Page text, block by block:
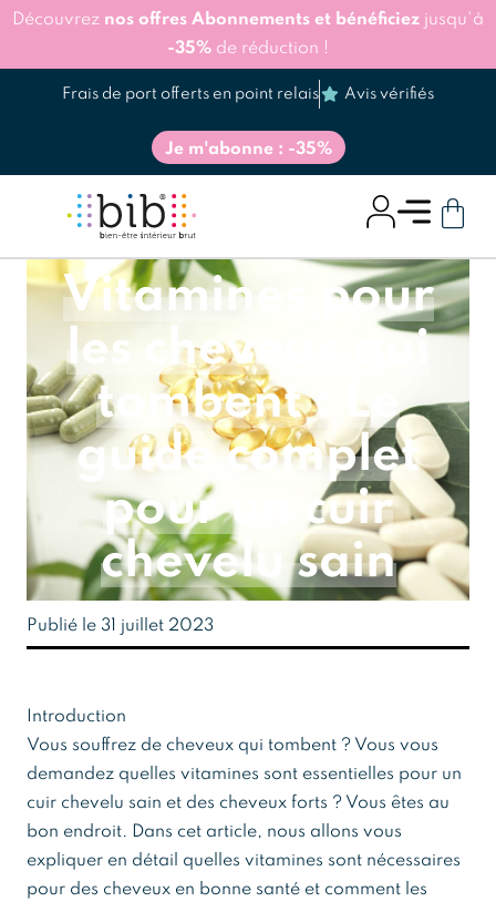
Découvrez nos offres Abonnements et bénéficiez jusqu'à
-35% de réduction !
Frais de port offerts en point relais Avis vérifiés
Je m'abonne : -35%
Vitamines pour
les cheveux qui
tombent : Le
guide complet
pour un cuir
chevelu sain
Publié le 31 juillet 2023
Introduction
Vous souffrez de cheveux qui tombent ? Vous vous
demandez quelles vitamines sont essentielles pour un
cuir chevelu sain et des cheveux forts ? Vous êtes au
bon endroit. Dans cet article, nous allons vous
expliquer en détail quelles vitamines sont nécessaires
pour des cheveux en bonne santé et comment les